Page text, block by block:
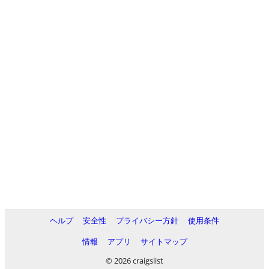
ヘルプ 安全性 プライバシー方針
使用条件
情報
アプリ
サイトマップ
© 2026 craigslist